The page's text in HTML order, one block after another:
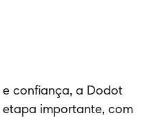
confiança, a Dodot
importante, com